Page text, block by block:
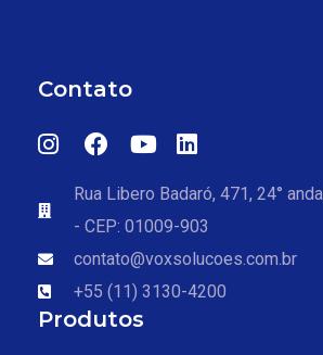
Contato
Rua Libero Badaró, 471, 24°
- CEP: 01009-903
contato@voxsolucoes.com.br
+55 (11) 3130-4200
Produtos